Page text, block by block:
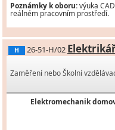
Poznámky k oboru:výuka
reálném pracovním prostředí.
H 26-51-H/02
Zaměření nebo Školní
Elektromechanik